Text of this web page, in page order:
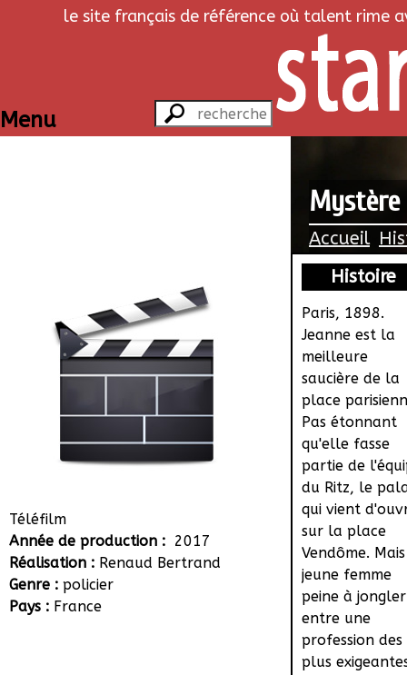
le site français de référence où talent rime
Menu
Téléfilm
Année de production : 2017
Réalisation : Renaud Bertrand
Genre : policier
Pays : France
Mystère
Accueil
Histoire
Paris, 1898.
Jeanne est la
meilleure
saucière de la
place
Pas étonnant
qu'elle fasse
partie de
du Ritz, le
qui vient
sur la place
Vendôme.
jeune femme
peine à jongler
entre une
profession des
plus